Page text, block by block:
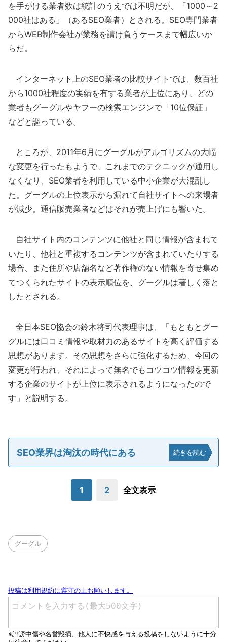
を手がける業者数は統計のうえでは不明だが、「1000～2
000社はある」（あるSEO業者）とされる。SEO専門業者
からWEB制作会社が業務を請け負うケースまで幅広いか
らだ。
インターネット上のSEO業者の比較サイトでは、数百社
から1000社程度の実績を有する業者が上位にあり、どの
業者もグーグルやヤフーの検索エンジンで「10位保証」
などと謳っている。
ところが、2011年6月にグーグルがアルゴリズムの大幅
な変更を行ったもようで、これまでのテクニックが通用し
なくなり、SEO業者を利用している中小企業が大混乱し
た。グーグルの上位表示から漏れて自社サイトへの来場者
が減少。通信販売業者などはそれが売上げにも響いた。
自社サイト内のコンテンツに他社と同じ情報が含まれて
いたり、他社と重複するコンテンツが含まれていたりする
場合、また住所や店舗名など著作権のない情報を寄せ集め
てつくられたサイトの表示順位を、グーグルは著しく落と
したとされる。
全日本SEO協会の鈴木将司代表理事は、「もともとグー
グルには口コミ情報や取材力のあるサイトを高く評価する
思想があります。その思想をさらに強化するため、今回の
変更が行われ、それによって無名でもコツコツ情報を更新
する企業のサイトが上位に表示されるようになったので
す」と説明する。
SEO業界は淘汰の時代にある 続きを読む
1 2 全文表示
グーグル